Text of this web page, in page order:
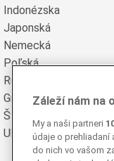
Indonézska
Japonská
Nemecká
Poľská
Rumunská
Grécka
Švédska
Ukrajinská
Záleží nám na
My a naši partneri
údaje o prehliadaní
do nich vo vašom